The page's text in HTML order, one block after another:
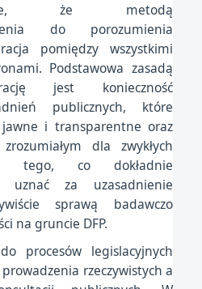
że metodą
do porozumienia
pomiędzy wszystkimi
Podstawowa zasadą
jest konieczność
publicznych, które
i transparentne oraz
dla zwykłych
tego, co dokładnie
uznać za uzasadnienie
sprawą badawczo
na gruncie DFP.
procesów legislacyjnych
rzeczywistych a